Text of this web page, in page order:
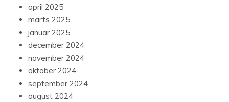
april 2025
marts 2025
januar 2025
december 2024
november 2024
oktober 2024
september 2024
august 2024